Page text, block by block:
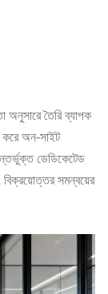
অনুসারে তৈরি ব্যাপক
করে অন-সাইট
ডেডিকেটেড
বিক্রয়োত্তর সমন্বয়ের